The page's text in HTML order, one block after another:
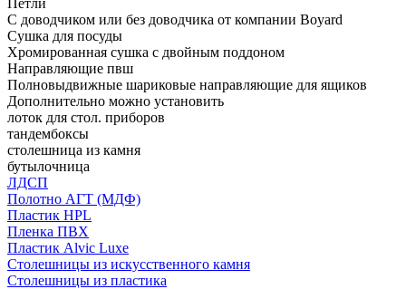
С доводчиком или без доводчика от компании Boyard
Сушка для посуды
Хромированная сушка с двойным поддоном
Направляющие пвш
Полновыдвижные шариковые направляющие для ящиков
Дополнительно можно установить
лоток для стол. приборов
тандембоксы
столешница из камня
бутылочница
ЛДСП
Полотно АГТ (МДФ)
Пластик HPL
Пленка ПВХ
Пластик Alvic Luxe
Столешницы из искусственного камня
Столешницы из пластика